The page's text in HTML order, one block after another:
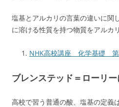
塩基とアルカリの言葉の違いに関
に溶ける性質を持つ物質をアルカ
NHK高校講座 化学基礎
ブレンステッド＝ローリ
高校で習う普通の酸、塩基の定義